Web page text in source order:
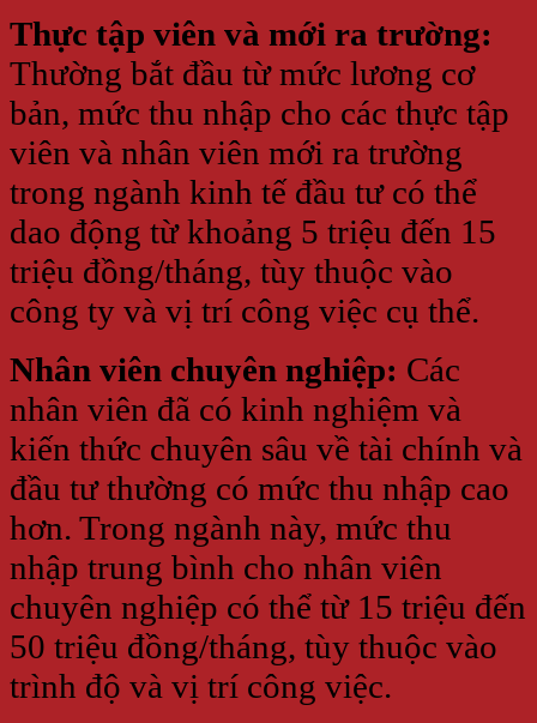
Thực tập viên và mới ra trường:
Thường bắt đầu từ mức lương cơ
bản, mức thu nhập cho các thực tập
viên và nhân viên mới ra trường
trong ngành kinh tế đầu tư có thể
dao động từ khoảng 5 triệu đến 15
triệu đồng/tháng, tùy thuộc vào
công ty và vị trí công việc cụ thể.
Nhân viên chuyên nghiệp: Các
nhân viên đã có kinh nghiệm và
kiến thức chuyên sâu về tài chính và
đầu tư thường có mức thu nhập cao
hơn. Trong ngành này, mức thu
nhập trung bình cho nhân viên
chuyên nghiệp có thể từ 15 triệu đến
50 triệu đồng/tháng, tùy thuộc vào
trình độ và vị trí công việc.